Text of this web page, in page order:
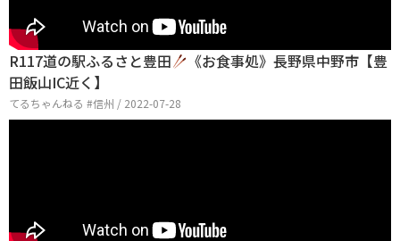
R117道の駅ふるさと豊田
《お食事処》長野県中野市【豊
田飯山IC近く】
てるちゃんねる #信州 / 2022-07-28